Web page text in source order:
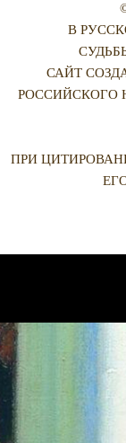
В
САЙТ
РОССИЙСКОГО
ПРИ